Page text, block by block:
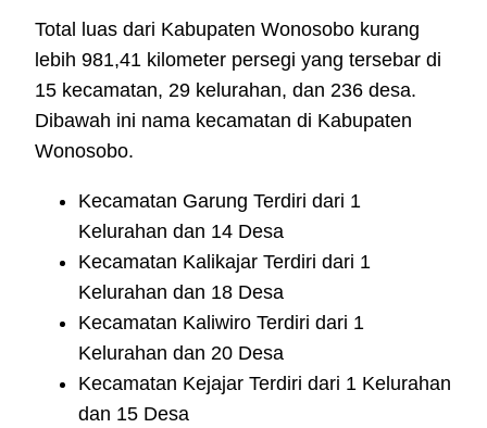
Total luas dari Kabupaten Wonosobo kurang
lebih 981,41 kilometer persegi yang tersebar di
15 kecamatan, 29 kelurahan, dan 236 desa.
Dibawah ini nama kecamatan di Kabupaten
Wonosobo.
Kecamatan Garung Terdiri dari 1
Kelurahan dan 14 Desa
Kecamatan Kalikajar Terdiri dari 1
Kelurahan dan 18 Desa
Kecamatan Kaliwiro Terdiri dari 1
Kelurahan dan 20 Desa
Kecamatan Kejajar Terdiri dari 1 Kelurahan
dan 15 Desa